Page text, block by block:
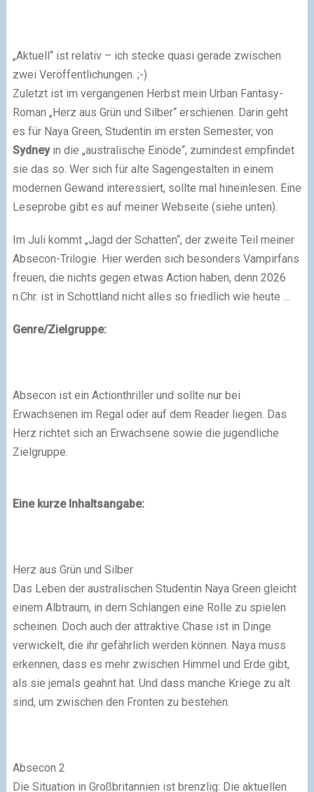
„Aktuell“ ist relativ – ich stecke quasi gerade zwischen
zwei Veröffentlichungen. ;-)
Zuletzt ist im vergangenen Herbst mein Urban Fantasy-
Roman „Herz aus Grün und Silber“ erschienen. Darin geht
es für Naya Green, Studentin im ersten Semester, von
Sydneyin die „australische Einöde“, zumindest empfindet
sie das so. Wer sich für alte Sagengestalten in einem
modernen Gewand interessiert, sollte mal hineinlesen. Eine
Leseprobe gibt es auf meiner Webseite (siehe unten).
Im Juli kommt „Jagd der Schatten“, der zweite Teil meiner
Absecon-Trilogie. Hier werden sich besonders Vampirfans
freuen, die nichts gegen etwas Action haben, denn 2026
n.Chr. ist in Schottland nicht alles so friedlich wie heute …
Genre/Zielgruppe:
Absecon ist ein Actionthriller und sollte nur bei
Erwachsenen im Regal oder auf dem Reader liegen. Das
Herz richtet sich an Erwachsene sowie die jugendliche
Zielgruppe.
Eine kurze Inhaltsangabe:
Herz aus Grün und Silber
Das Leben der australischen Studentin Naya Green gleicht
einem Albtraum, in dem Schlangen eine Rolle zu spielen
scheinen. Doch auch der attraktive Chase ist in Dinge
verwickelt, die ihr gefährlich werden können. Naya muss
erkennen, dass es mehr zwischen Himmel und Erde gibt,
als sie jemals geahnt hat. Und dass manche Kriege zu alt
sind, um zwischen den Fronten zu bestehen.
Absecon 2
Die Situation in Großbritannien ist brenzlig: Die aktuellen